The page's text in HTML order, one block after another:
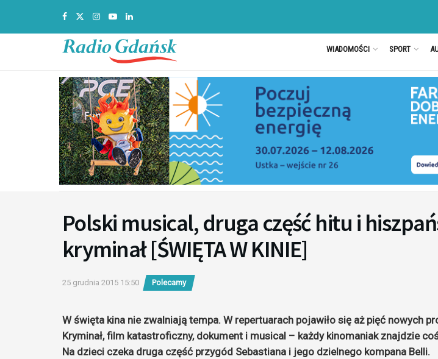
WIADOMOŚCI SPORT
Polski musical, druga część hitu i
kryminał [ŚWIĘTA W KINIE]
25 grudnia 2015 15:50 Polecamy
W święta kina nie zwalniają tempa. W repertuarach pojawiło się aż pięć nowych
Kryminał, film katastroficzny, dokument i musical – każdy kinomaniak znajdzie
Na dzieci czeka druga część przygód Sebastiana i jego dzielnego kompana Belli.